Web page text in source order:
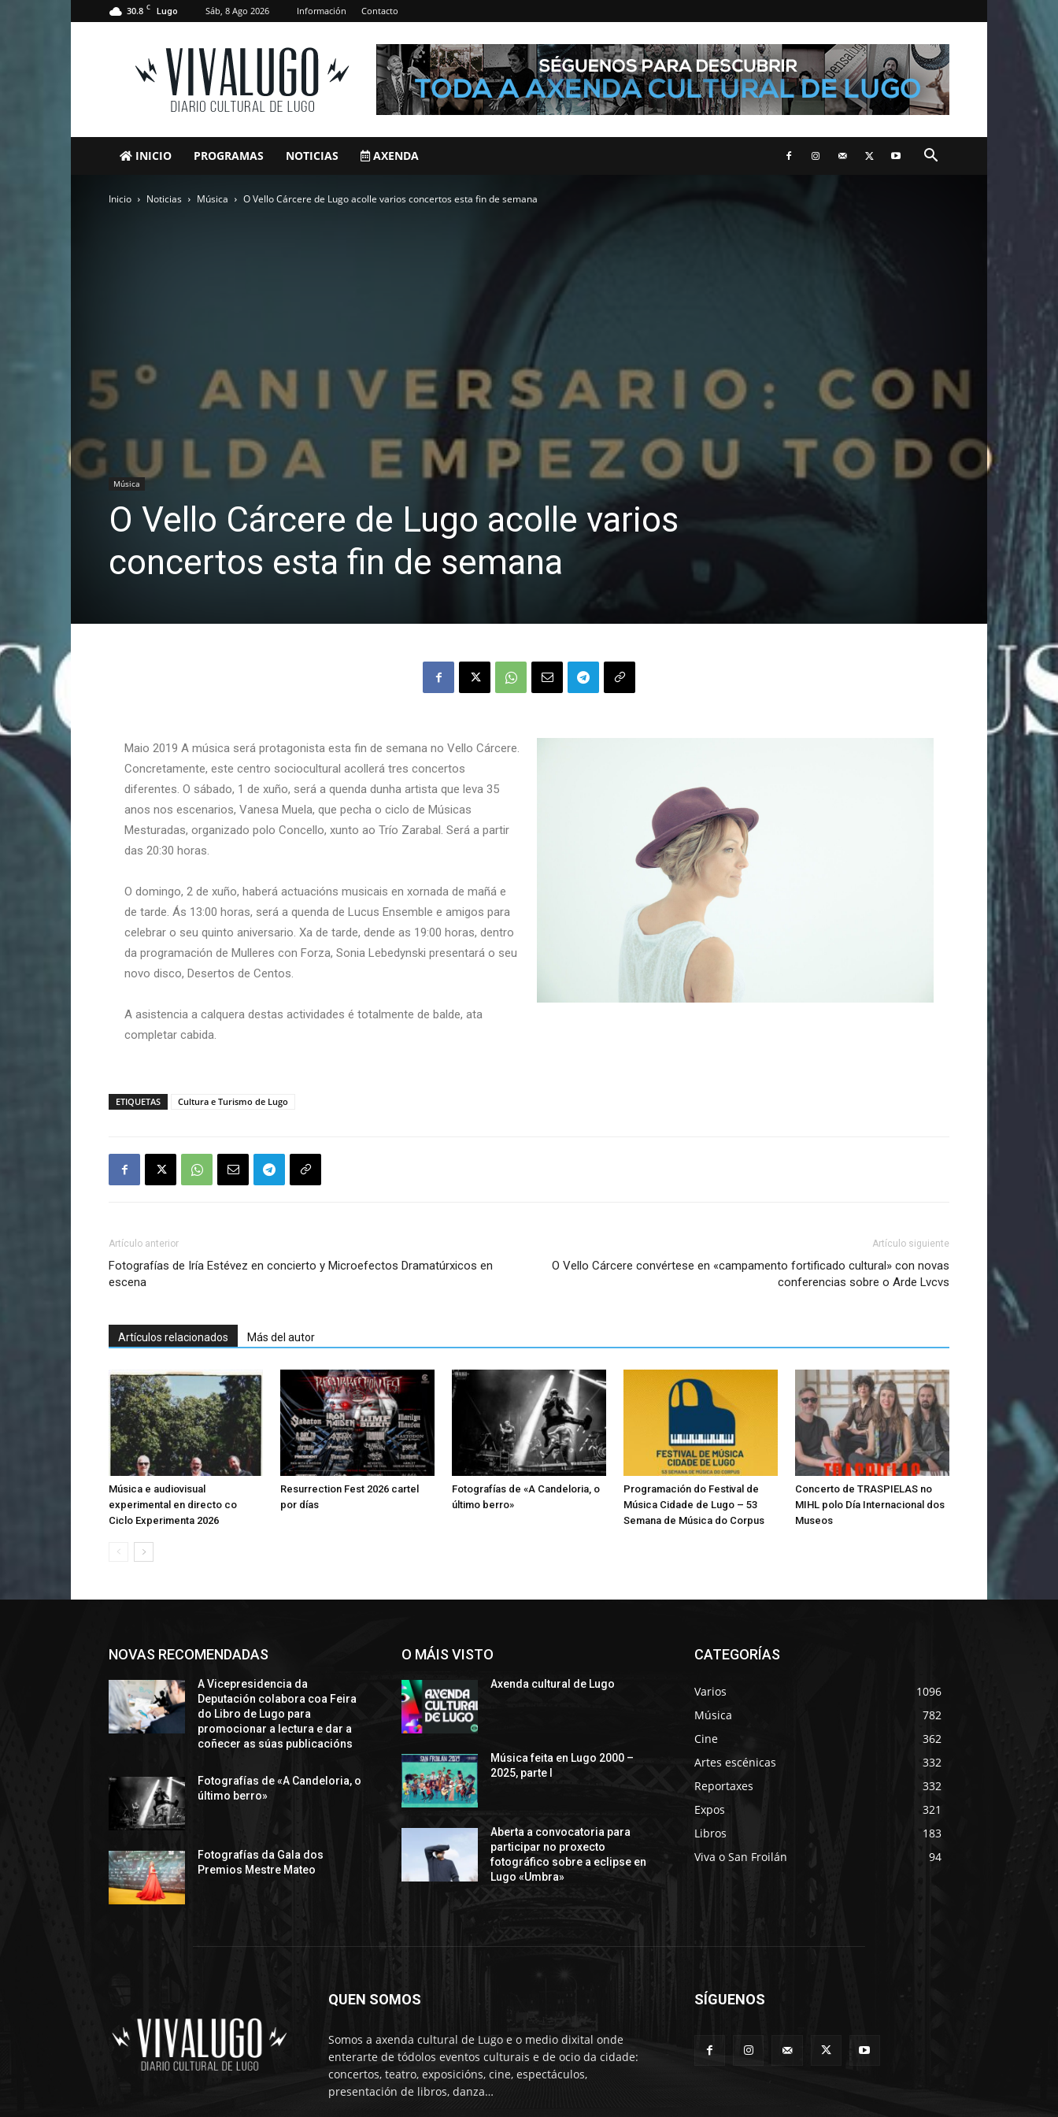
30.8 C Lugo Sáb, 8 Ago 2026 Información Contacto
VivaLugo
INICIO PROGRAMAS NOTICIAS AXENDA
Inicio Noticias Música O Vello Cárcere de Lugo acolle varios concertos esta fin de semana
Música
O Vello Cárcere de Lugo acolle varios
concertos esta fin de semana
Maio 2019 A música será protagonista esta fin de semana no Vello Cárcere.
Concretamente, este centro sociocultural acollerá tres concertos
diferentes. O sábado, 1 de xuño, será a quenda dunha artista que leva 35
anos nos escenarios, Vanesa Muela, que pecha o ciclo de Músicas
Mesturadas, organizado polo Concello, xunto ao Trío Zarabal. Será a partir
das 20:30 horas.
O domingo, 2 de xuño, haberá actuacións musicais en xornada de mañá e
de tarde. Ás 13:00 horas, será a quenda de Lucus Ensemble e amigos para
celebrar o seu quinto aniversario. Xa de tarde, dende as 19:00 horas, dentro
da programación de Mulleres con Forza, Sonia Lebedynski presentará o seu
novo disco, Desertos de Centos.
A asistencia a calquera destas actividades é totalmente de balde, ata
completar cabida.
ETIQUETAS Cultura e Turismo de Lugo
Artículo anterior
Fotografías de Iría Estévez en concierto y Microefectos Dramatúrxicos en
escena
Artículo siguiente
O Vello Cárcere convértese en «campamento fortificado cultural» con novas
conferencias sobre o Arde Lvcvs
Artículos relacionados Más del autor
Música e audiovisual
experimental en directo co
Ciclo Experimenta 2026
Resurrection Fest 2026 cartel
por días
Fotografías de «A Candeloria, o
último berro»
Programación do Festival de
Música Cidade de Lugo – 53
Semana de Música do Corpus
Concerto de TRASPIELAS no
MIHL polo Día Internacional dos
Museos
NOVAS RECOMENDADAS
A Vicepresidencia da
Deputación colabora coa Feira
do Libro de Lugo para
promocionar a lectura e dar a
coñecer as súas publicacións
Fotografías de «A Candeloria, o
último berro»
Fotografías da Gala dos
Premios Mestre Mateo
O MÁIS VISTO
Axenda cultural de Lugo
Música feita en Lugo 2000 –
2025, parte I
Aberta a convocatoria para
participar no proxecto
fotográfico sobre a eclipse en
Lugo «Umbra»
CATEGORÍAS
Varios
1096
Música
782
Cine
362
Artes escénicas
332
Reportaxes
332
Expos
321
Libros
183
Viva o San Froilán
94
QUEN SOMOS
Somos a axenda cultural de Lugo e o medio dixital onde
enterarte de tódolos eventos culturais e de ocio da cidade:
concertos, teatro, exposicións, cine, espectáculos,
presentación de libros, danza…
SÍGUENOS